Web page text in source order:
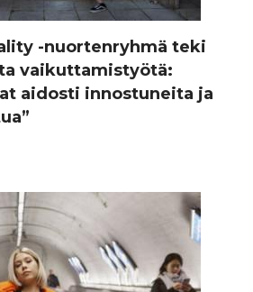
-nuortenryhmä teki
vaikuttamistyötä:
aidosti innostuneita ja